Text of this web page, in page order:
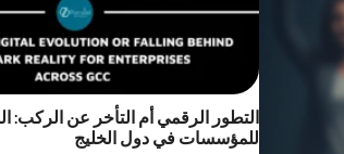
التطور الرقمي أم التأخر عن الركب:
للمؤسسات في دول الخليج